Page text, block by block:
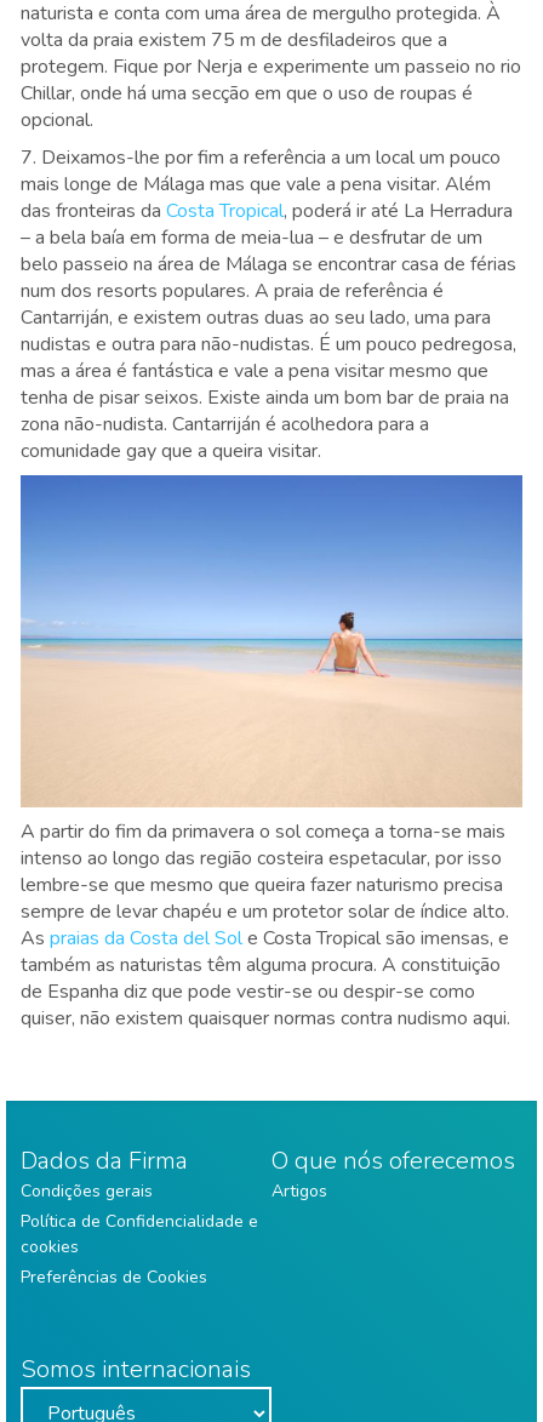
naturista e conta com uma área de mergulho protegida. À
volta da praia existem 75 m de desfiladeiros que a
protegem. Fique por Nerja e experimente um passeio no rio
Chillar, onde há uma secção em que o uso de roupas é
opcional.
7. Deixamos-lhe por fim a referência a um local um pouco
mais longe de Málaga mas que vale a pena visitar. Além
das fronteiras da Costa Tropical, poderá ir até La Herradura
– a bela baía em forma de meia-lua – e desfrutar de um
belo passeio na área de Málaga se encontrar casa de férias
num dos resorts populares. A praia de referência é
Cantarriján, e existem outras duas ao seu lado, uma para
nudistas e outra para não-nudistas. É um pouco pedregosa,
mas a área é fantástica e vale a pena visitar mesmo que
tenha de pisar seixos. Existe ainda um bom bar de praia na
zona não-nudista. Cantarriján é acolhedora para a
comunidade gay que a queira visitar.
A partir do fim da primavera o sol começa a torna-se mais
intenso ao longo das região costeira espetacular, por isso
lembre-se que mesmo que queira fazer naturismo precisa
sempre de levar chapéu e um protetor solar de índice alto.
As praias da Costa del Sole Costa Tropical são imensas, e
também as naturistas têm alguma procura. A constituição
de Espanha diz que pode vestir-se ou despir-se como
quiser, não existem quaisquer normas contra nudismo aqui.
Dados da Firma
Condições gerais
Política de Confidencialidade e
cookies
Preferências de Cookies
O que nós oferecemos
Artigos
Somos internacionais